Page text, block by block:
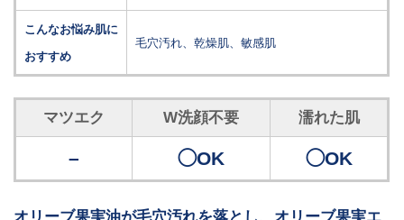
こんなお悩み肌に
おすすめ
毛穴汚れ、乾燥肌、敏感肌
マツエク W洗顔不要 濡れた肌
– ◯OK ◯OK
オリーブ果実油が毛穴汚れを落とし、オリーブ果実エ